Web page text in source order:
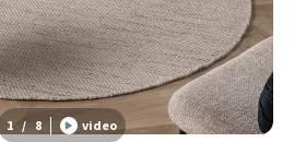
1 / 8 video